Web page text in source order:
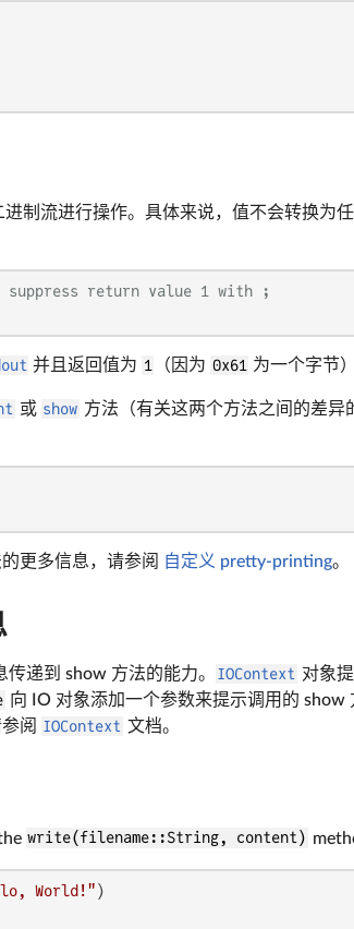
进制流进行操作。具体来说，值不会转换为
suppress return value 1 with ;
并且返回值为 1 （因为 0x61 为一个字节）
或 show 方法（有关这两个方法之间的差异
更多信息，请参阅 自定义 pretty-printing。
递到 show 方法的能力。 IOContext 对象
向 IO 对象添加一个参数来提示调用的 show
阅 IOContext 文档。
write(filename::String, content)
World!"